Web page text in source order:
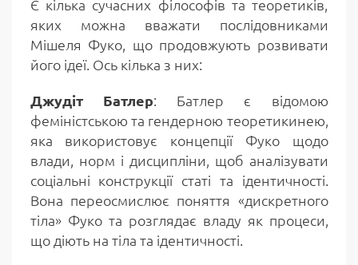
Є кілька сучасних філософів та теоретиків,
яких можна вважати послідовниками
Мішеля Фуко, що продовжують розвивати
його ідеї. Ось кілька з них:
Джудіт Батлер: Батлер є відомою
феміністською та гендерною теоретикинею,
яка використовує концепції Фуко щодо
влади, норм і дисципліни, щоб аналізувати
соціальні конструкції статі та ідентичності.
Вона переосмислює поняття «дискретного
тіла» Фуко та розглядає владу як процеси,
що діють на тіла та ідентичності.